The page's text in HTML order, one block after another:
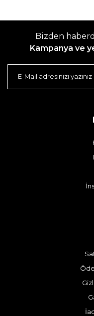
Bizden
Kampanya ve